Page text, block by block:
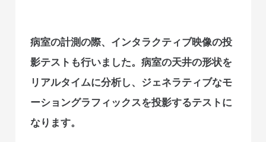
病室の計測の際、インタラクティブ映像の投
影テストも行いました。病室の天井の形状を
リアルタイムに分析し、ジェネラティブなモ
ーショングラフィックスを投影するテストに
なります。